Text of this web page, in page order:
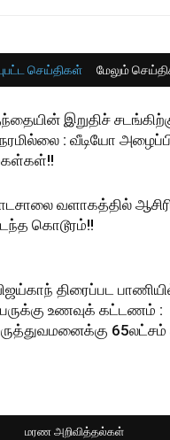
செய்திகள் மேலும்
இறுதிச்
: வீடியோ
வளாகத்தில்
கொடூரம்!!
திரைப்பட
உணவுக் கட்டணம் :
65லட்சம்
மரண அறிவித்தல்கள்